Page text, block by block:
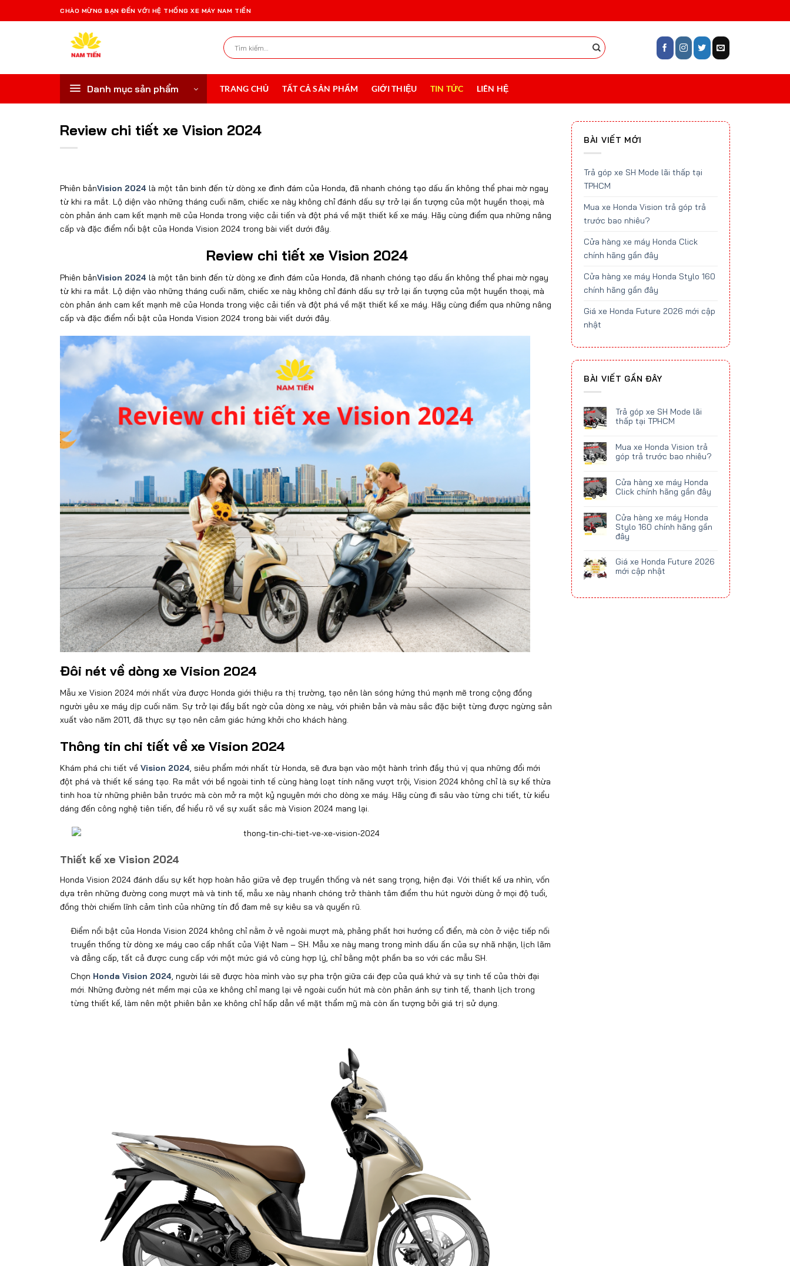
qua
CHÀO MỪNG BẠN ĐẾN VỚI HỆ THỐNG XE MÁY NAM TIẾN
Tìm
kiếm:
Danh mục sản phẩm TRANG CHỦ TẤT CẢ SẢN PHẨM GIỚI THIỆU TIN TỨC LIÊN HỆ
Review chi tiết xe Vision 2024
Phiên bảnVision 2024 là một tân binh đến từ dòng xe đình đám của Honda, đã nhanh chóng tạo dấu ấn không thể phai mờ ngay
từ khi ra mắt. Lộ diện vào những tháng cuối năm, chiếc xe này không chỉ đánh dấu sự trở lại ấn tượng của một huyền thoại, mà
còn phản ánh cam kết mạnh mẽ của Honda trong việc cải tiến và đột phá về mặt thiết kế xe máy. Hãy cùng điểm qua những nâng
cấp và đặc điểm nổi bật của Honda Vision 2024 trong bài viết dưới đây.
Review chi tiết xe Vision 2024
Phiên bảnVision 2024 là một tân binh đến từ dòng xe đình đám của Honda, đã nhanh chóng tạo dấu ấn không thể phai mờ ngay
từ khi ra mắt. Lộ diện vào những tháng cuối năm, chiếc xe này không chỉ đánh dấu sự trở lại ấn tượng của một huyền thoại, mà
còn phản ánh cam kết mạnh mẽ của Honda trong việc cải tiến và đột phá về mặt thiết kế xe máy. Hãy cùng điểm qua những nâng
cấp và đặc điểm nổi bật của Honda Vision 2024 trong bài viết dưới đây.
Đôi nét về dòng xe Vision 2024
Mẫu xe Vision 2024 mới nhất vừa được Honda giới thiệu ra thị trường, tạo nên làn sóng hứng thú mạnh mẽ trong cộng đồng
người yêu xe máy dịp cuối năm. Sự trở lại đầy bất ngờ của dòng xe này, với phiên bản và màu sắc đặc biệt từng được ngừng sản
xuất vào năm 2011, đã thực sự tạo nên cảm giác hứng khởi cho khách hàng.
Thông tin chi tiết về xe Vision 2024
Khám phá chi tiết về Vision 2024, siêu phẩm mới nhất từ Honda, sẽ đưa bạn vào một hành trình đầy thú vị qua những đổi mới
đột phá và thiết kế sáng tạo. Ra mắt với bề ngoài tinh tế cùng hàng loạt tính năng vượt trội, Vision 2024 không chỉ là sự kế thừa
tinh hoa từ những phiên bản trước mà còn mở ra một kỷ nguyên mới cho dòng xe máy. Hãy cùng đi sâu vào từng chi tiết, từ kiểu
dáng đến công nghệ tiên tiến, để hiểu rõ về sự xuất sắc mà Vision 2024 mang lại.
Thiết kế xe Vision 2024
Honda Vision 2024 đánh dấu sự kết hợp hoàn hảo giữa vẻ đẹp truyền thống và nét sang trọng, hiện đại. Với thiết kế ưa nhìn, vốn
dựa trên những đường cong mượt mà và tinh tế, mẫu xe này nhanh chóng trở thành tâm điểm thu hút người dùng ở mọi độ tuổi,
đồng thời chiếm lĩnh cảm tình của những tín đồ đam mê sự kiêu sa và quyến rũ.
Điểm nổi bật của Honda Vision 2024 không chỉ nằm ở vẻ ngoài mượt mà, phảng phất hơi hướng cổ điển, mà còn ở việc tiếp nối
truyền thống từ dòng xe máy cao cấp nhất của Việt Nam – SH. Mẫu xe này mang trong mình dấu ấn của sự nhã nhặn, lịch lãm
và đẳng cấp, tất cả được cung cấp với một mức giá vô cùng hợp lý, chỉ bằng một phần ba so với các mẫu SH.
Chọn Honda Vision 2024, người lái sẽ được hòa mình vào sự pha trộn giữa cái đẹp của quá khứ và sự tinh tế của thời đại
mới. Những đường nét mềm mại của xe không chỉ mang lại vẻ ngoài cuốn hút mà còn phản ánh sự tinh tế, thanh lịch trong
từng thiết kế, làm nên một phiên bản xe không chỉ hấp dẫn về mặt thẩm mỹ mà còn ấn tượng bởi giá trị sử dụng.
BÀI VIẾT MỚI
Trả góp xe SH Mode lãi thấp tại
TPHCM
Mua xe Honda Vision trả góp trả
trước bao nhiêu?
Cửa hàng xe máy Honda Click
chính hãng gần đây
Cửa hàng xe máy Honda Stylo 160
chính hãng gần đây
Giá xe Honda Future 2026 mới cập
nhật
BÀI VIẾT GẦN ĐÂY
Trả góp xe SH Mode lãi
thấp tại TPHCM
Mua xe Honda Vision trả
góp trả trước bao nhiêu?
Cửa hàng xe máy Honda
Click chính hãng gần đây
Cửa hàng xe máy Honda
Stylo 160 chính hãng gần
đây
Giá xe Honda Future 2026
mới cập nhật